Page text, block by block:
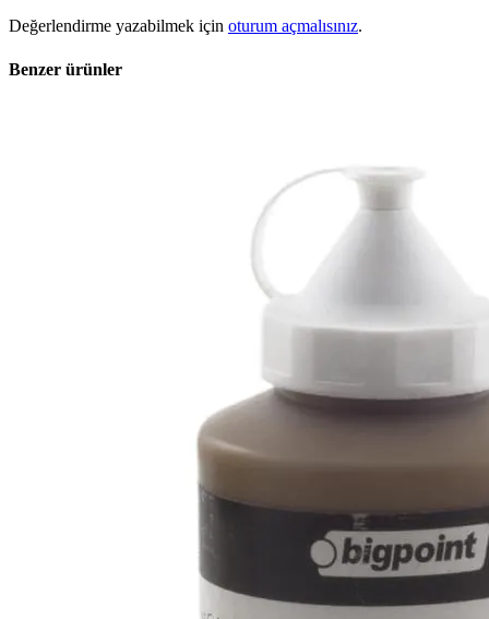
Değerlendirme yazabilmek için oturum açmalısınız.
Benzer ürünler